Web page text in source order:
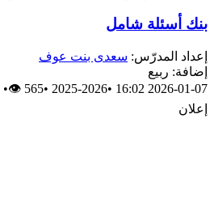
بنك أسئلة شامل
إعداد المدرّس: سعدى بنت عوف
إضافة: ربيع
2026-01-07 16:02
•
2025-2026
•
•👁 565
إعلان